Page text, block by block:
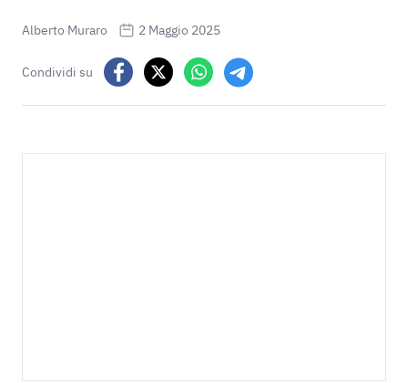
Alberto Muraro 2 Maggio 2025
Condividi su